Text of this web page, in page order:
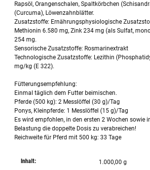
Rapsöl, Orangenschalen, Spaltkörbchen
(Curcuma), Löwenzahnblätter.
Zusatzstoffe: Ernährungsphysiologische
Methionin 6.580 mg, Zink 234 mg (als Sulfat,
254 mg.
Sensorische Zusatzstoffe: Rosmarinextrakt
Technologische Zusatzstoffe: Lezithin
mg/kg (E 322).
Fütterungsempfehlung:
Einmal täglich dem Futter beimischen.
Pferde (500 kg): 2 Messlöffel (30 g)/Tag
Ponys, Kleinpferde: 1 Messlöffel (15 g)/Tag
Es wird empfohlen, in den ersten 2 Wochen sowie
Belastung die doppelte Dosis zu verabreichen!
Reichweite für Pferd mit 500 kg: 33 Tage
Inhalt: 1.000,00 g